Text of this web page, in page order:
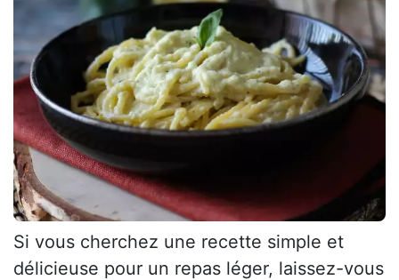
Si vous cherchez une recette simple et
délicieuse pour un repas léger, laissez-vous